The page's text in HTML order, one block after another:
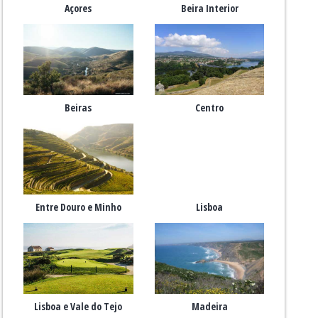
Açores Beira Interior
Beiras Centro
Entre Douro e Minho Lisboa
Lisboa e Vale do Tejo Madeira